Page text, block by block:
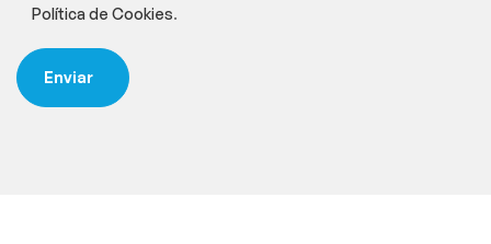
Política de Cookies.